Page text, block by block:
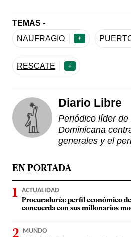
TEMAS -
NAUFRAGIO
+
RESCATE +
Diario Libre
Periódico líder de
Dominicana
generales y el
EN PORTADA
ACTUALIDAD
Procuraduría: perfil económico
concuerda con sus millonarios
MUNDO